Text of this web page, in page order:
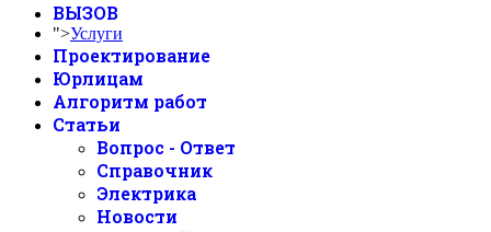
ВЫЗОВ
">Услуги
Проектирование
Юрлицам
Алгоритм работ
Статьи
Вопрос - Ответ
Справочник
Электрика
Новости